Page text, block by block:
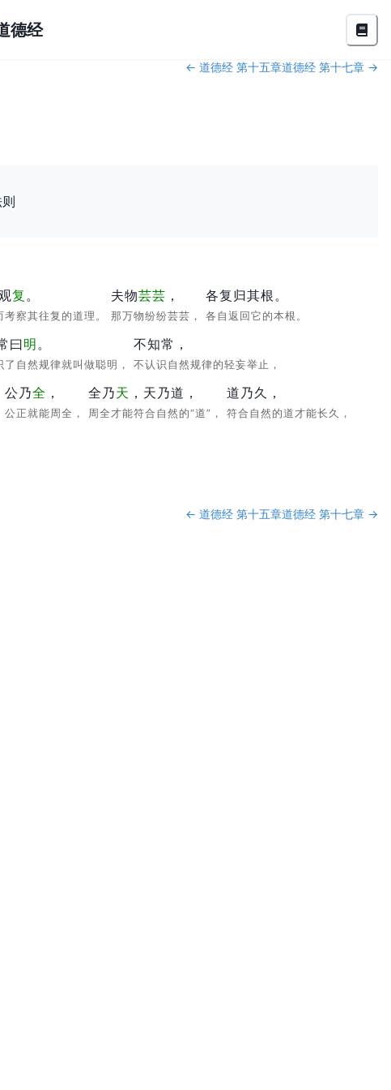
德经
← 道德经 第十五章道德经 第十七章 →
复 。
考察其往复的道理。
夫物芸芸 ，
那万物纷纷芸芸，
各复归其根。
各自返回它的本根。
曰明 。
了自然规律就叫做聪明，
不知常，
不认识自然规律的轻妄举止，
公乃全 ，
公正就能周全，
全乃天 ，天乃道，
周全才能符合自然的“道”，
道乃久，
符合自然的道才能长久，
← 道德经 第十五章道德经 第十七章 →